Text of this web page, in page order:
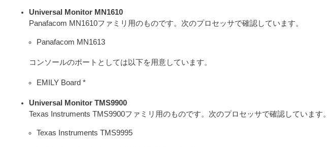
Universal Monitor MN1610
Panafacom MN1610ファミリ用のものです。次のプロセッサで確認しています。
Panafacom MN1613
コンソールのポートとしては以下を用意しています。
EMILY Board *
Universal Monitor TMS9900
Texas Instruments TMS9900ファミリ用のものです。次のプロセッサで確認しています。
Texas Instruments TMS9995